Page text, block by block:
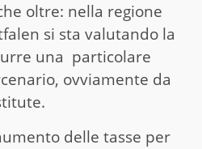
oltre: nella regione
si sta valutando la
una particolare
ovviamente da
delle tasse per